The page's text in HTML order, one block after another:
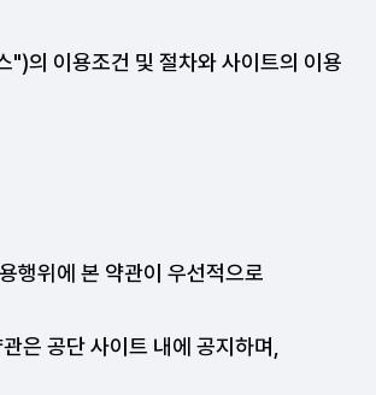
의 이용조건 및 절차와 사이트의 이용
행위에 본 약관이 우선적으로
은 공단 사이트 내에 공지하며,